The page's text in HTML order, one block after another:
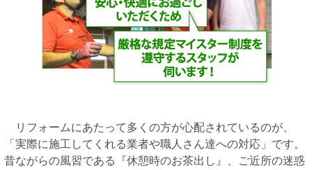
リフォームにあたって多くの方が心配されているのが、
「実際に施工してくれる業者や職人さん達への対応」です。
昔ながらの風習である『休憩時のお茶出し』、ご近所の迷惑